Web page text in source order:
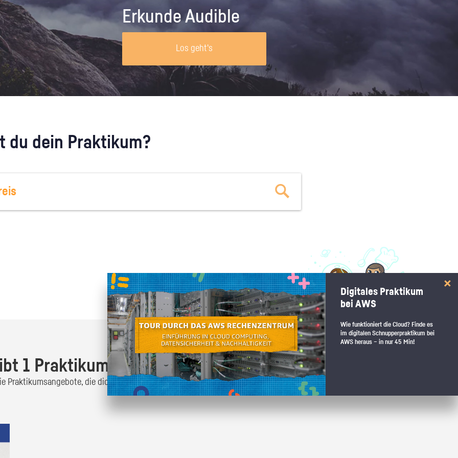
Unternehmen lohnt, wie man sich
vorbereitet und wie ein Vorab-Anruf
abläuft.
Erkunde Audible
Los geht's
du dein Praktikum?
Oder finde heraus was dich interessiert:
zum Stärkentest.
1 Praktikumsangebot!
Praktikumsangebote, die dich interessieren und bewirb dich wenn du den passenden Platz
Digitales Praktikum
bei AWS
Wie funktioniert die Cloud? Finde es
im digitalen Schnupperpraktikum bei
AWS heraus – in nur 45 Min!